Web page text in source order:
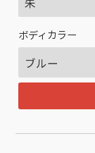
ボディカラー